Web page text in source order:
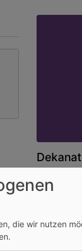
die wir nutzen